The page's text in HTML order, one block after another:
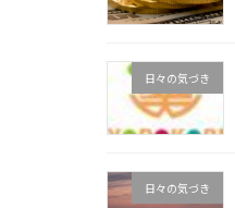
日々の気づき
日々の気づき